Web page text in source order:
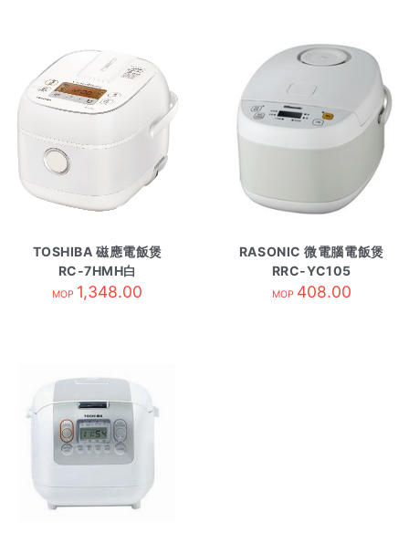
TOSHIBA 磁應電飯煲
RC-7HMH白
MOP 1,348.00
RASONIC 微電腦電飯煲
RRC-YC105
MOP 408.00